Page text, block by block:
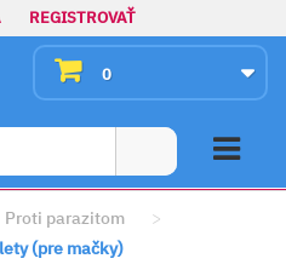
REGISTROVAŤ
0
Proti parazitom
>
(pre mačky)